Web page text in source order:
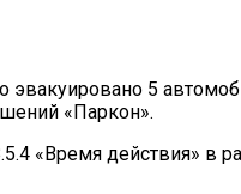
5
«Паркон».
«Время действия» в